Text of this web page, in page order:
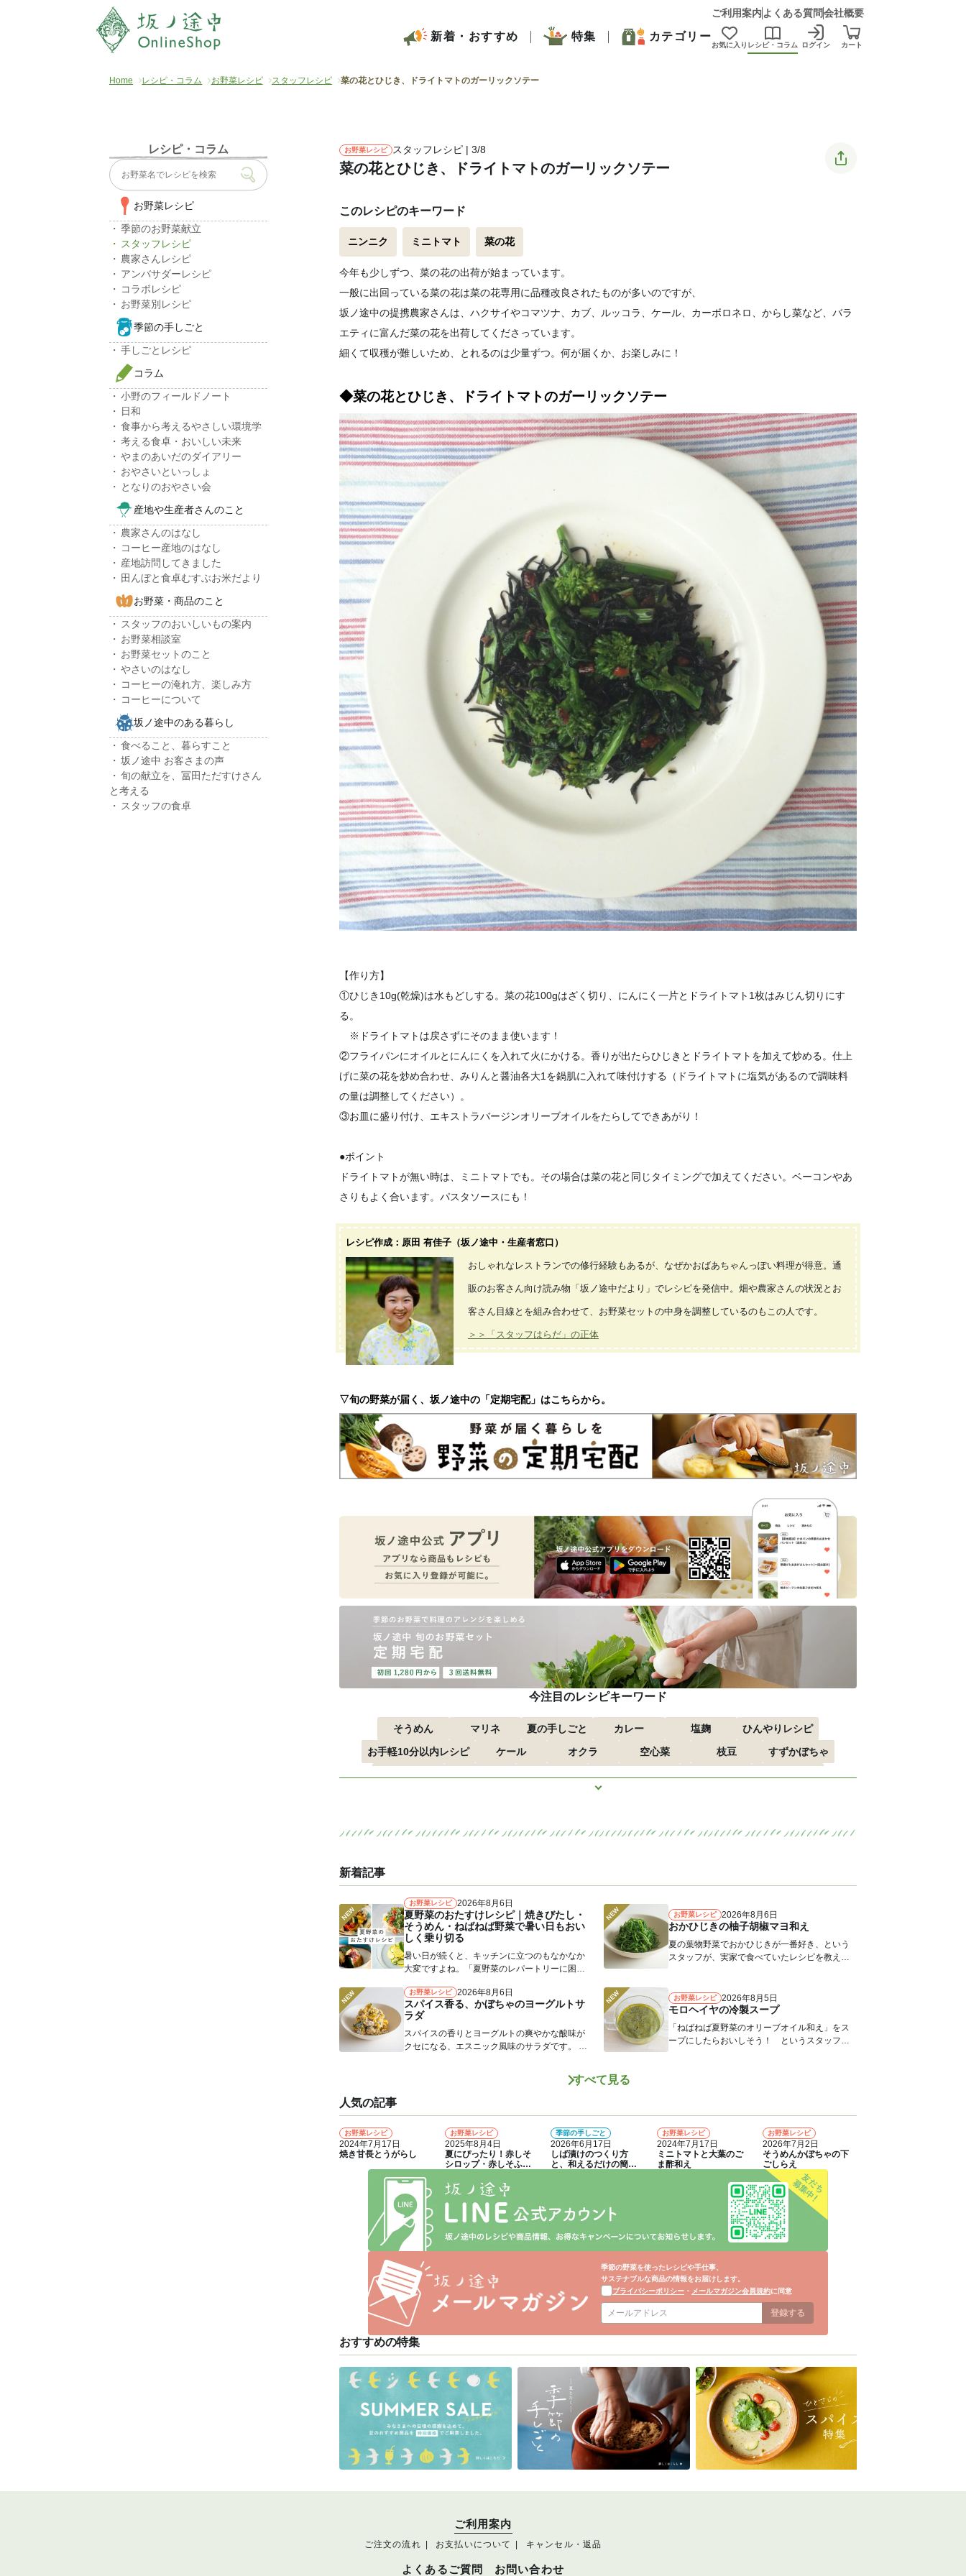
ご利用案内 よくある質問会社概要
新着・おすすめ 特集 カテゴリー
お気に入り レシピ・コラム ログイン カート
Home レシピ・コラム お野菜レシピ スタッフレシピ 菜の花とひじき、ドライトマトのガーリックソテー
お野菜レシピ スタッフレシピ | 3/8
菜の花とひじき、ドライトマトのガーリックソテー
このレシピのキーワード
ニンニク ミニトマト 菜の花
今年も少しずつ、菜の花の出荷が始まっています。
一般に出回っている菜の花は菜の花専用に品種改良されたものが多いのですが、
坂ノ途中の提携農家さんは、ハクサイやコマツナ、カブ、ルッコラ、ケール、カーボロネロ、からし菜など、バラ
エティに富んだ菜の花を出荷してくださっています。
細くて収穫が難しいため、とれるのは少量ずつ。何が届くか、お楽しみに！
◆菜の花とひじき、ドライトマトのガーリックソテー
【作り方】
①ひじき10g(乾燥)は水もどしする。菜の花100gはざく切り、にんにく一片とドライトマト1枚はみじん切りにす
る。
※ドライトマトは戻さずにそのまま使います！
②フライパンにオイルとにんにくを入れて火にかける。香りが出たらひじきとドライトマトを加えて炒める。仕上
げに菜の花を炒め合わせ、みりんと醤油各大1を鍋肌に入れて味付けする（ドライトマトに塩気があるので調味料
の量は調整してください）。
③お皿に盛り付け、エキストラバージンオリーブオイルをたらしてできあがり！
●ポイント
ドライトマトが無い時は、ミニトマトでも。その場合は菜の花と同じタイミングで加えてください。ベーコンやあ
さりもよく合います。パスタソースにも！
レシピ作成：原田 有佳子（坂ノ途中・生産者窓口）
おしゃれなレストランでの修行経験もあるが、なぜかおばあちゃんっぽい料理が得意。通
販のお客さん向け読み物「坂ノ途中だより」でレシピを発信中。畑や農家さんの状況とお
客さん目線とを組み合わせて、お野菜セットの中身を調整しているのもこの人です。
＞＞「スタッフはらだ」の正体
▽旬の野菜が届く、坂ノ途中の「定期宅配」はこちらから。
今注目のレシピキーワード
そうめん マリネ 夏の手しごと カレー 塩麹
ひんやりレシピ
お手軽10分以内レシピ
ケール オクラ 空心菜 枝豆
すずかぼちゃ
もっと見る
新着記事
お野菜レシピ 2026年8月6日
夏野菜のおたすけレシピ｜焼きびたし・
そうめん・ねばねば野菜で暑い日もおい
しく乗り切る
暑い日が続くと、キッチンに立つのもなかなか
大変ですよね。「夏野菜のレパートリーに困
お野菜レシピ 2026年8月6日
おかひじきの柚子胡椒マヨ和え
夏の葉物野菜でおかひじきが一番好き、という
スタッフが、実家で食べていたレシピを教えて
お野菜レシピ 2026年8月6日
スパイス香る、かぼちゃのヨーグルトサ
ラダ
スパイスの香りとヨーグルトの爽やかな酸味が
クセになる、エスニック風味のサラダです。 か
お野菜レシピ 2026年8月5日
モロヘイヤの冷製スープ
「ねばねば夏野菜のオリーブオイル和え」をス
ープにしたらおいしそう！ というスタッフの
すべて見る
人気の記事
1
お野菜レシピ
2024年7月17日
焼き甘長とうがらし
2
お野菜レシピ
2025年8月4日
夏にぴったり！赤しそ
シロップ・赤しそふり
3
季節の手しごと
2026年6月17日
しば漬けのつくり方
と、和えるだけの簡単
4
お野菜レシピ
2024年7月17日
ミニトマトと大葉のご
ま酢和え
5
お野菜レシピ
2026年7月2日
そうめんかぼちゃの下
ごしらえ
季節の野菜を使ったレシピや手仕事、
サステナブルな商品の情報をお届けします。
プライバシーポリシー ・ メールマガジン会員規約に同意
登録する
おすすめの特集
レシピ・コラム
お野菜レシピ
季節のお野菜献立
スタッフレシピ
農家さんレシピ
アンバサダーレシピ
コラボレシピ
お野菜別レシピ
季節の手しごと
手しごとレシピ
コラム
小野のフィールドノート
日和
食事から考えるやさしい環境学
考える食卓・おいしい未来
やまのあいだのダイアリー
おやさいといっしょ
となりのおやさい会
産地や生産者さんのこと
農家さんのはなし
コーヒー産地のはなし
産地訪問してきました
田んぼと食卓むすぶお米だより
お野菜・商品のこと
スタッフのおいしいもの案内
お野菜相談室
お野菜セットのこと
やさいのはなし
コーヒーの淹れ方、楽しみ方
コーヒーについて
坂ノ途中のある暮らし
食べること、暮らすこと
坂ノ途中 お客さまの声
旬の献立を、冨田ただすけさん
と考える
スタッフの食卓
ご利用案内
ご注文の流れ お支払いについて キャンセル・返品
よくあるご質問 お問い合わせ